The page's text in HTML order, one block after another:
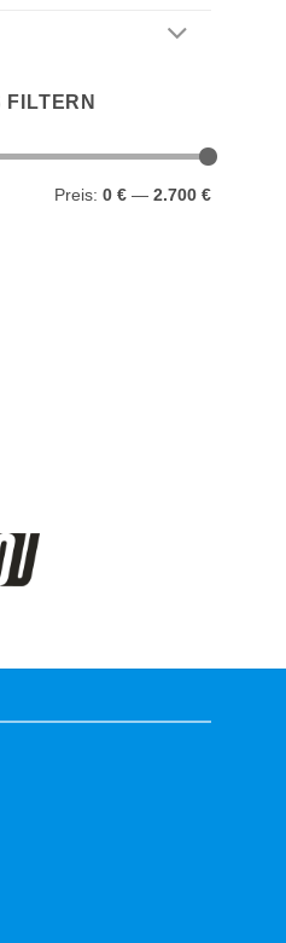
FILTERN
Preis: 0 € — 2.700 €